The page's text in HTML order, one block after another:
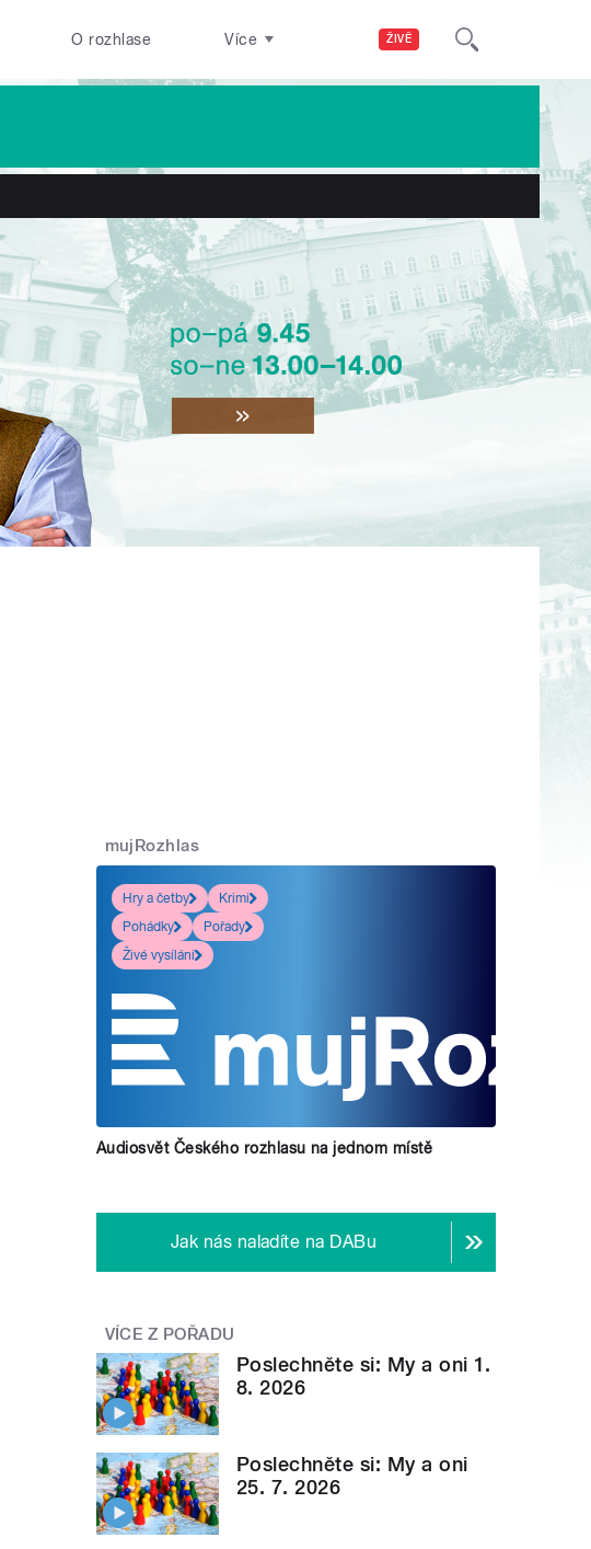
ŽIVĚ
O rozhlase Více
mujRozhlas
Hry a četby
Krimi
Pohádky
Pořady
Živé vysílání
Audiosvět Českého rozhlasu na jednom místě
Jak nás naladíte na DABu
VÍCE Z POŘADU
Poslechněte si: My a oni 1.
8. 2026
Poslechněte si: My a oni
25. 7. 2026